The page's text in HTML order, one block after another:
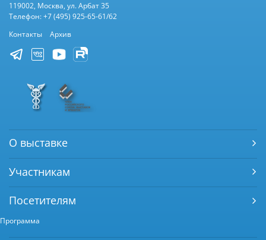
119002, Москва, ул. Арбат 35
Телефон: +7 (495) 925-65-61/62
Контакты
Архив
О выставке
Участникам
Посетителям
Программа